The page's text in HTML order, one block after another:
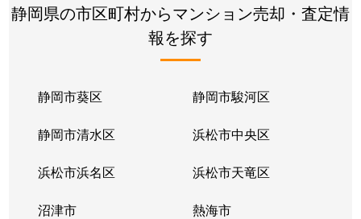
静岡県の市区町村からマンション売却・査定情
報を探す
静岡市葵区 静岡市駿河区
静岡市清水区 浜松市中央区
浜松市浜名区 浜松市天竜区
沼津市 熱海市